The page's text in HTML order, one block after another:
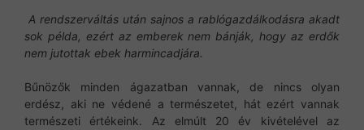
A rendszerváltás után sajnos a rablógazdálkodásra akadt
sok példa, ezért az emberek nem bánják, hogy az erdők
nem jutottak ebek harmincadjára.
Bűnözők minden ágazatban vannak, de nincs olyan
erdész, aki ne védené a természetet, hát ezért vannak
természeti értékeink. Az elmúlt 20 év kivételével az